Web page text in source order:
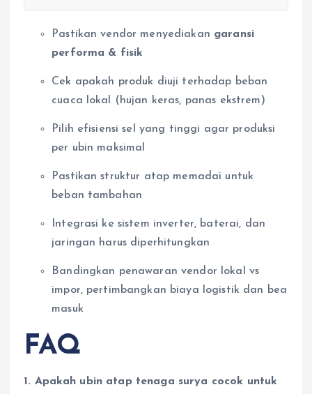
Pastikan vendor menyediakan garansi
performa & fisik
Cek apakah produk diuji terhadap beban
cuaca lokal (hujan keras, panas ekstrem)
Pilih efisiensi sel yang tinggi agar produksi
per ubin maksimal
Pastikan struktur atap memadai untuk
beban tambahan
Integrasi ke sistem inverter, baterai, dan
jaringan harus diperhitungkan
Bandingkan penawaran vendor lokal vs
impor, pertimbangkan biaya logistik dan bea
masuk
FAQ
1. Apakah ubin atap tenaga surya cocok untuk